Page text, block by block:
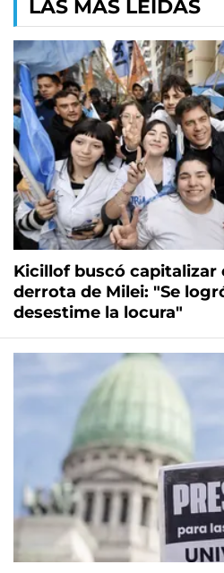
LAS MÁS LEÍDAS
Kicillof buscó capitalizar
derrota de Milei: "Se
desestime la locura"